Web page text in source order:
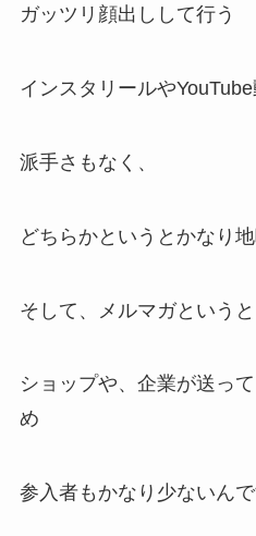
ガッツリ顔出しして行う
インスタリールや
派手さもなく、
どちらかというとかなり地
そして、メルマガというと
ショップや、企業が送っ
め
参入者もかなり少ないんで